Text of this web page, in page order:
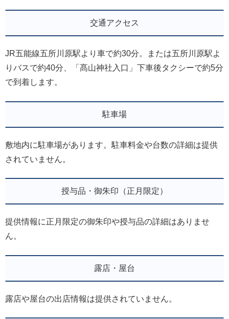
交通アクセス
JR五能線五所川原駅より車で約30分。または五所川原駅よ
りバスで約40分、「髙山神社入口」下車後タクシーで約5分
で到着します。
駐車場
敷地内に駐車場があります。駐車料金や台数の詳細は提供
されていません。
授与品・御朱印（正月限定）
提供情報に正月限定の御朱印や授与品の詳細はありませ
ん。
露店・屋台
露店や屋台の出店情報は提供されていません。